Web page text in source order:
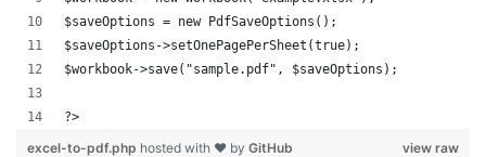
$saveOptions = new PdfSaveOptions();
$saveOptions->setOnePagePerSheet(true);
$workbook->save("sample.pdf", $saveOptions);
?>
view raw
excel-to-pdf.php hosted with ❤ by GitHub